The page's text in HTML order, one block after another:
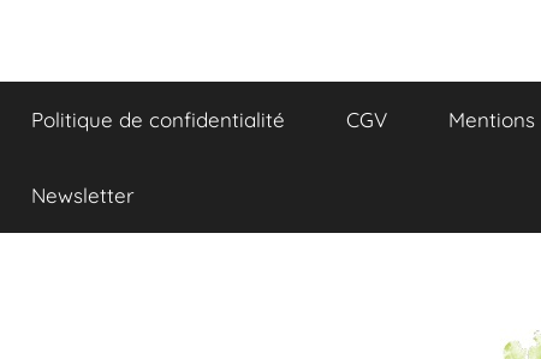
contenu
Réflexions
et
Gourmandises
Politique de confidentialité CGV
Newsletter